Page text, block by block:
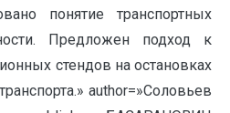
понятие транспортных
Предложен подход к
стендов на остановках
author=»Соловьев